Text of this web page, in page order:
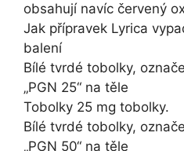
obsahují navíc červený
Jak přípravek Lyrica
balení
Bílé tvrdé tobolky,
„PGN 25“ na těle
Tobolky 25 mg tobolky.
Bílé tvrdé tobolky,
„PGN 50“ na těle